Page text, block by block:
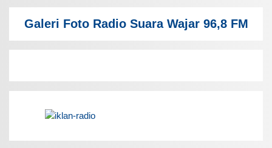
Galeri Foto Radio Suara Wajar 96,8 FM